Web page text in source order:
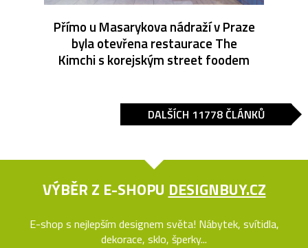
Přímo u Masarykova nádraží v Praze
byla otevřena restaurace The
Kimchi s korejským street foodem
DALŠÍCH 11778 ČLÁNKŮ
VÝBĚR Z E-SHOPU DESIGNBUY.CZ
E-shop s nejlepším designem světa! Nábytek, svítidla,
dekorace, sklo, šperky...